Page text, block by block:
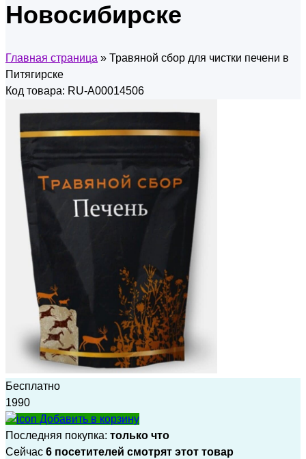
Новосибирске
Главная страница » Травяной сбор для чистки печени в
Питягирске
Код товара: RU-A00014506
Бесплатно
1990
Добавить в корзину
Последняя покупка: только что
Сейчас 6 посетителей смотрят этот товар